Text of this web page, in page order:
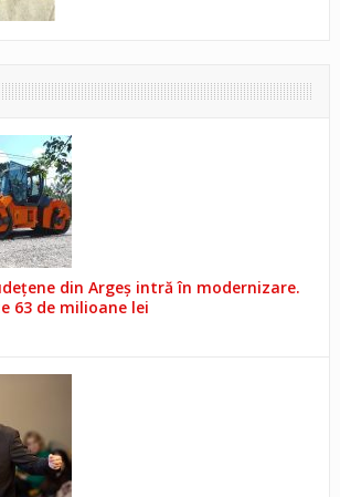
din Argeș intră în modernizare.
63 de milioane lei